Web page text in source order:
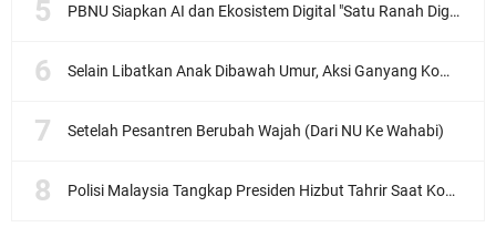
PBNU Siapkan AI dan Ekosistem Digital "Satu Ranah Digital untuk Ulama", Siap Diluncurkan dalam Waktu Dekat!
Selain Libatkan Anak Dibawah Umur, Aksi Ganyang Komunis Jadi Sorotan Karena Ada Narasi Halal Sembelih Orang
Setelah Pesantren Berubah Wajah (Dari NU Ke Wahabi)
Polisi Malaysia Tangkap Presiden Hizbut Tahrir Saat Konferensi Pers